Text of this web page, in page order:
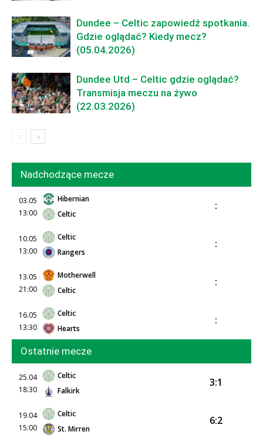
Dundee – Celtic zapowiedź spotkania.
Gdzie oglądać? Kiedy mecz?
(05.04.2026)
Dundee Utd – Celtic gdzie oglądać?
Transmisja meczu na żywo
(22.03.2026)
Nadchodzące mecze
03.05
13:00
Hibernian
Celtic
:
10.05
13:00
Celtic
Rangers
:
13.05
21:00
Motherwell
Celtic
:
16.05
13:30
Celtic
Hearts
:
Ostatnie mecze
25.04
18:30
Celtic
Falkirk
3:1
19.04
15:00
Celtic
St. Mirren
6:2